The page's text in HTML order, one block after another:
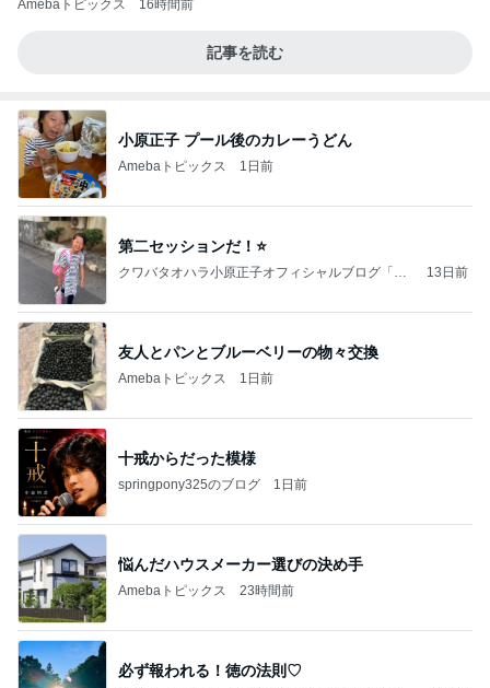
Amebaトピックス 16時間前
記事を読む
小原正子 プール後のカレーうどん
Amebaトピックス 1日前
第二セッションだ！⭐️
クワバタオハラ小原正子オフィシャルブログ「女
13日前
友人とパンとブルーベリーの物々交換
Amebaトピックス 1日前
十戒からだった模様
springpony325のブログ 1日前
悩んだハウスメーカー選びの決め手
Amebaトピックス 23時間前
必ず報われる！徳の法則♡